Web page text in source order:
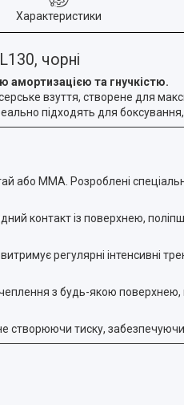
Характеристики
чорні
амортизацією та гнучкістю.
взуття, створене для
підходять для
або MMA. Розроблені
контакт із поверхнею,
регулярні інтенсивні
з будь-якою поверхнею,
створюючи тиску,